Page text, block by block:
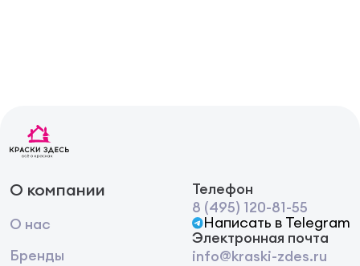
О компании
О нас
Бренды
Телефон
8 (495) 120-81-55
Написать в Telegram
Электронная почта
info@kraski-zdes.ru